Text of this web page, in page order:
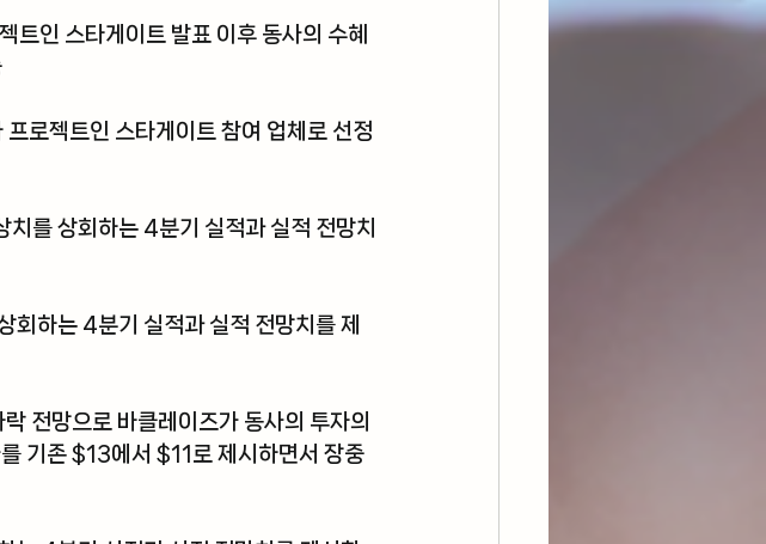
트인 스타게이트 발표 이후 동사의 수혜
프로젝트인 스타게이트 참여 업체로 선정
치를 상회하는 4분기 실적과 실적 전망치
회하는 4분기 실적과 실적 전망치를 제
전망으로 바클레이즈가 동사의 투자의
기존 $13에서 $11로 제시하면서 장중